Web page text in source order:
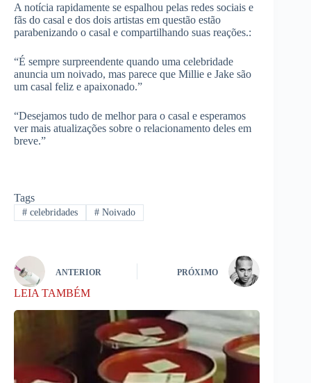
A notícia rapidamente se espalhou pelas redes sociais e
fãs do casal e dos dois artistas em questão estão
parabenizando o casal e compartilhando suas reações.:
“É sempre surpreendente quando uma celebridade
anuncia um noivado, mas parece que Millie e Jake são
um casal feliz e apaixonado.”
“Desejamos tudo de melhor para o casal e esperamos
ver mais atualizações sobre o relacionamento deles em
breve.”
Tags
#celebridades #Noivado
ANTERIOR PRÓXIMO
LEIA TAMBÉM